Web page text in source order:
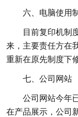
六、电脑使用
目前复印机制
来，主要责任方在
重新在原先制度下
七、公司网站
公司网站今年
在产品展示，公司